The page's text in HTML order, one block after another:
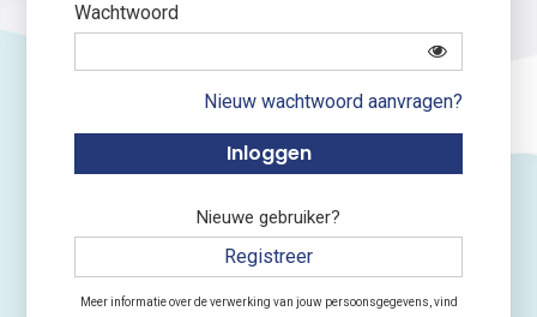
Wachtwoord
Nieuw wachtwoord aanvragen?
Nieuwe gebruiker?
Registreer
Meer informatie over de verwerking van jouw persoonsgegevens, vind